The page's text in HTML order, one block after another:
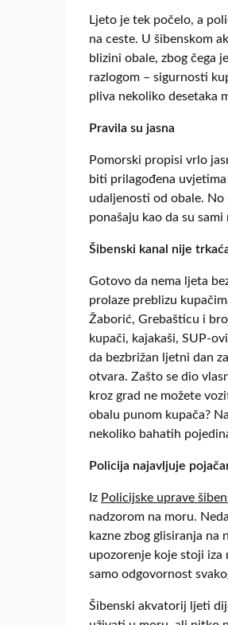
Ljeto je tek počelo, a
na ceste. U šibenskom
blizini obale, zbog čega
razlogom – sigurnosti
pliva nekoliko desetaka
Pravila su jasna
Pomorski propisi vrlo
biti prilagođena
udaljenosti od obale.
ponašaju kao da su sami
Šibenski kanal nije
Gotovo da nema ljeta
prolaze preblizu
Žaborić, Grebašticu i
kupači, kajakaši, SUP-
da bezbrižan ljetni dan
otvara. Zašto se dio
kroz grad ne možete
obalu punom kupača?
nekoliko bahatih
Policija najavljuje
Iz Policijske uprave
nadzorom na moru.
kazne zbog glisiranja na
upozorenje koje stoji iza
samo odgovornost
Šibenski akvatorij ljeti